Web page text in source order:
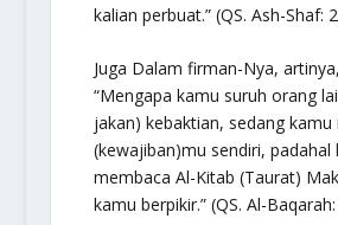
kalian perbuat.” (QS. Ash-Shaf:
Juga Dalam firman-Nya, artinya,
“Mengapa kamu suruh orang
jakan) kebaktian, sedang kamu
(kewajiban)mu sendiri, padahal
membaca Al-Kitab (Taurat)
kamu berpikir.”(QS. Al-